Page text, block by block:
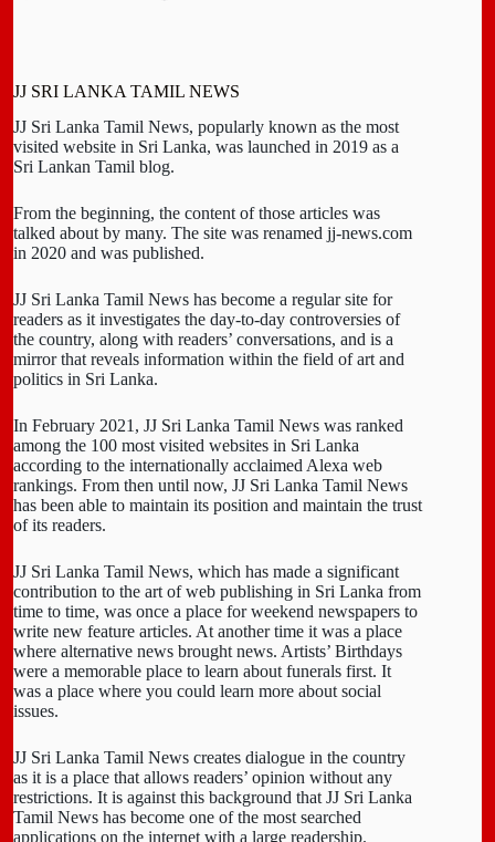
JJ SRI LANKA TAMIL NEWS
JJ Sri Lanka Tamil News, popularly known as the most
visited website in Sri Lanka, was launched in 2019 as a
Sri Lankan Tamil blog.
From the beginning, the content of those articles was
talked about by many. The site was renamed jj-news.com
in 2020 and was published.
JJ Sri Lanka Tamil News has become a regular site for
readers as it investigates the day-to-day controversies of
the country, along with readers’ conversations, and is a
mirror that reveals information within the field of art and
politics in Sri Lanka.
In February 2021, JJ Sri Lanka Tamil News was ranked
among the 100 most visited websites in Sri Lanka
according to the internationally acclaimed Alexa web
rankings. From then until now, JJ Sri Lanka Tamil News
has been able to maintain its position and maintain the trust
of its readers.
JJ Sri Lanka Tamil News, which has made a significant
contribution to the art of web publishing in Sri Lanka from
time to time, was once a place for weekend newspapers to
write new feature articles. At another time it was a place
where alternative news brought news. Artists’ Birthdays
were a memorable place to learn about funerals first. It
was a place where you could learn more about social
issues.
JJ Sri Lanka Tamil News creates dialogue in the country
as it is a place that allows readers’ opinion without any
restrictions. It is against this background that JJ Sri Lanka
Tamil News has become one of the most searched
applications on the internet with a large readership.